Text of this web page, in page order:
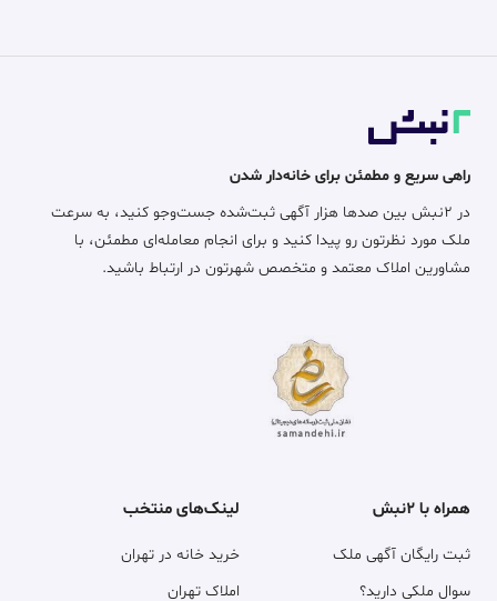
راهی سریع و مطمئن برای خانه‌دار شدن
در ۲نبش بین صدها هزار آگهی ثبت‌شده جست‌وجو کنید، به سرعت
ملک مورد نظرتون رو پیدا کنید و برای انجام معامله‌ای مطمئن، با
مشاورین املاک معتمد و متخصص شهرتون در ارتباط باشید.
همراه با ۲نبش
ثبت رایگان آگهی ملک
سوال ملکی دارید؟
لینک‌های منتخب
خرید خانه در تهران
املاک تهران